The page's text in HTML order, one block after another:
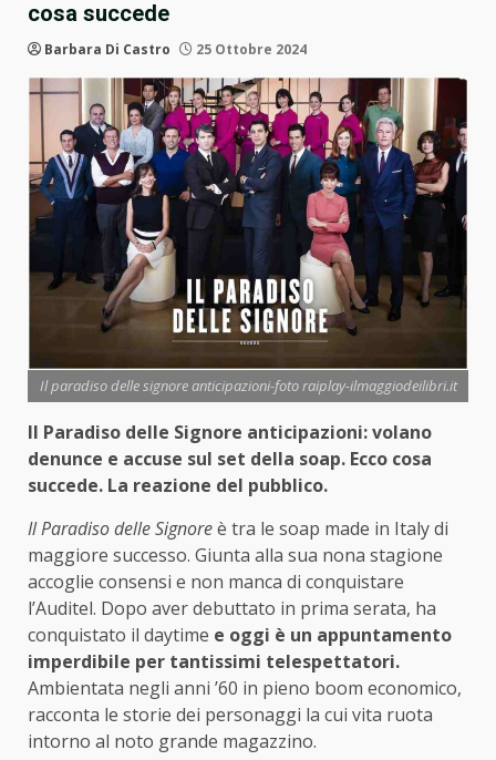
cosa succede
Barbara Di Castro 25 Ottobre 2024
Il paradiso delle signore anticipazioni-foto raiplay-ilmaggiodeilibri.it
Il Paradiso delle Signore anticipazioni: volano
denunce e accuse sul set della soap. Ecco cosa
succede. La reazione del pubblico.
Il Paradiso delle Signoreè tra le soap made in Italy di
maggiore successo. Giunta alla sua nona stagione
accoglie consensi e non manca di conquistare
l’Auditel. Dopo aver debuttato in prima serata, ha
conquistato il daytime e oggi è un appuntamento
imperdibile per tantissimi telespettatori.
Ambientata negli anni ’60 in pieno boom economico,
racconta le storie dei personaggi la cui vita ruota
intorno al noto grande magazzino.